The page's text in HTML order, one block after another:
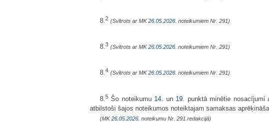
8.2 (Svītrots ar MK26.05.2026. noteikumiem Nr. 291)
8.3 (Svītrots ar MK26.05.2026. noteikumiem Nr. 291)
8.4 (Svītrots ar MK26.05.2026. noteikumiem Nr. 291)
8.5 Šo noteikumu 14. un 19. punktā minētie nosacījumi
atbilstoši šajos noteikumos noteiktajam samaksas
(MK26.05.2026. noteikumu Nr. 291 redakcijā)